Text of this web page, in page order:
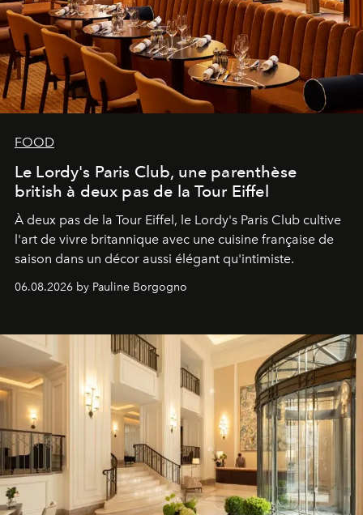
FOOD
Le Lordy's Paris Club, une parenthèse
british à deux pas de la Tour Eiffel
À deux pas de la Tour Eiffel, le Lordy's Paris Club cultive
l'art de vivre britannique avec une cuisine française de
saison dans un décor aussi élégant qu'intimiste.
06.08.2026 by Pauline Borgogno